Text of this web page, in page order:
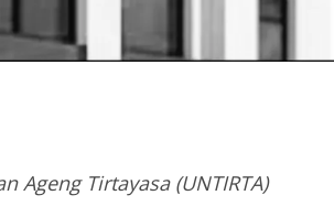
Ageng Tirtayasa (UNTIRTA)